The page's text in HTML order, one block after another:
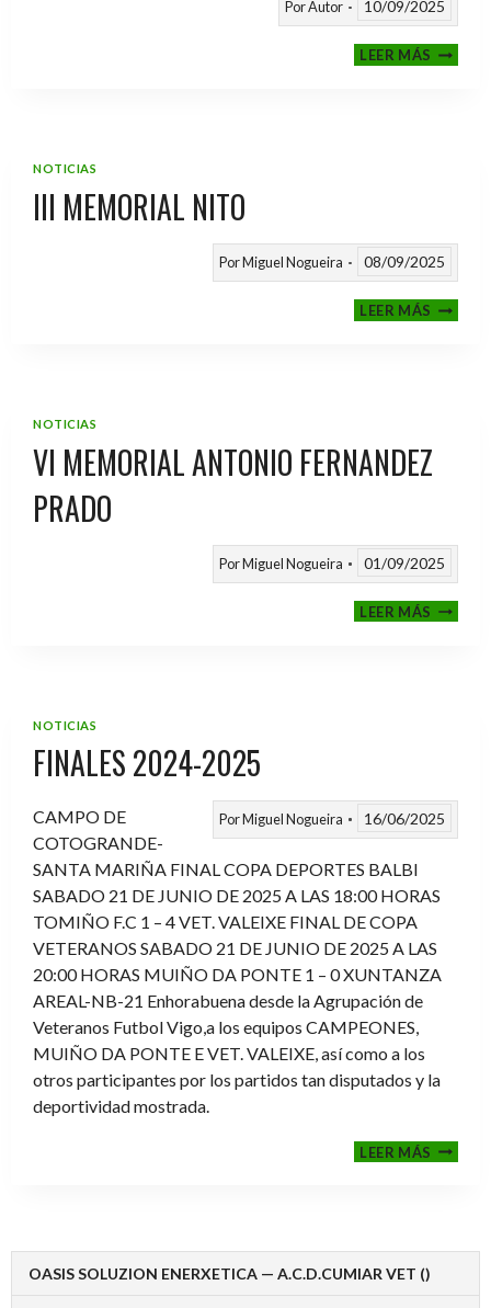
PorAutor 10/09/2025
LEER MÁS
NOTICIAS
III MEMORIAL NITO
PorMiguel Nogueira 08/09/2025
LEER MÁSIII
NOTICIAS
VI MEMORIAL ANTONIO FERNANDEZ
PRADO
PorMiguel Nogueira 01/09/2025
LEER MÁSVI
NOTICIAS
FINALES 2024-2025
PorMiguel Nogueira 16/06/2025
CAMPO DE
COTOGRANDE-
SANTA MARIÑA FINAL COPA DEPORTES BALBI
SABADO 21 DE JUNIO DE 2025 A LAS 18:00 HORAS
TOMIÑO F.C 1 – 4 VET. VALEIXE FINAL DE COPA
VETERANOS SABADO 21 DE JUNIO DE 2025 A LAS
20:00 HORAS MUIÑO DA PONTE 1 – 0 XUNTANZA
AREAL-NB-21 Enhorabuena desde la Agrupación de
Veteranos Futbol Vigo,a los equipos CAMPEONES,
MUIÑO DA PONTE E VET. VALEIXE, así como a los
otros participantes por los partidos tan disputados y la
deportividad mostrada.
LEER MÁS
2024-
OASIS SOLUZION ENERXETICA — A.C.D.CUMIAR VET ()